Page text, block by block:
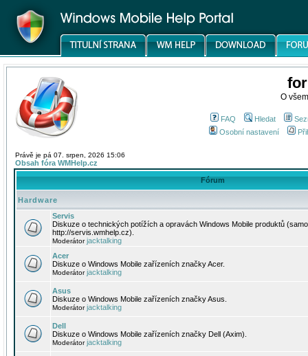
O
FAQ Hledat
Osobní nastavení
Právě je pá 07. srpen, 2026 15:06
Obsah fóra WMHelp.cz
Fórum
Hardware
Servis
Diskuze o technických potížích a opravách Windows Mobile produktů
http://servis.wmhelp.cz).
Moderátorjacktalking
Acer
Diskuze o Windows Mobile zařízeních značky Acer.
Moderátorjacktalking
Asus
Diskuze o Windows Mobile zařízeních značky Asus.
Moderátorjacktalking
Dell
Diskuze o Windows Mobile zařízeních značky Dell (Axim).
Moderátorjacktalking